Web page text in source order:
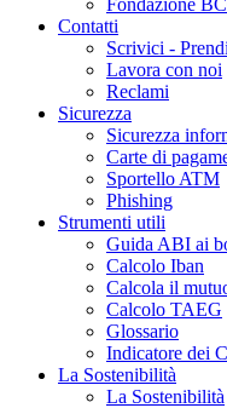
Fondazione
Contatti
Scrivici -
Lavora con noi
Reclami
Sicurezza
Sicurezza
Carte di
Sportello ATM
Phishing
Strumenti utili
Guida ABI ai
Calcolo Iban
Calcola il
Calcolo TAEG
Glossario
Indicatore dei
La Sostenibilità
La Sostenibilità